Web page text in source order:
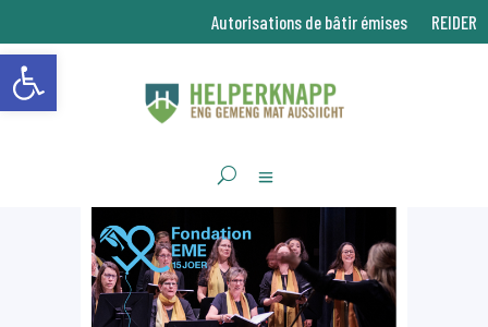
Ouvrir la barre d’outils
Autorisations de bâtir émises REIDER